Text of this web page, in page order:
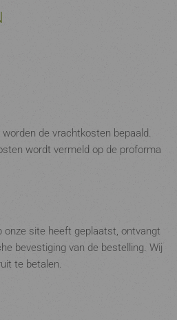
de vrachtkosten bepaald.
wordt vermeld op de proforma
onze site heeft geplaatst, ontvangt
bevestiging van de bestelling. Wij
te betalen.